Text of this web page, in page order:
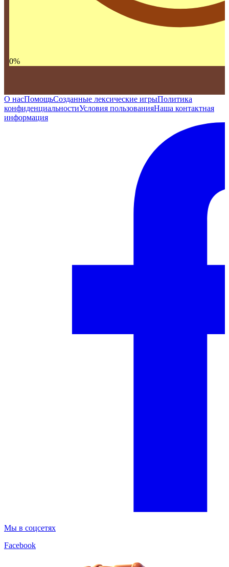
0%
О насПомощьСозданные лексические игрыПолитика
конфиденциальностиУсловия пользованияНаша контактная
информация
Мы в соцсетях
Facebook